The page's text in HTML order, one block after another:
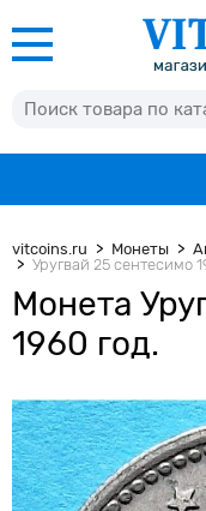
vitcoins.ru Монеты
Уругвай 25 сентесимо
Монета
1960 год.